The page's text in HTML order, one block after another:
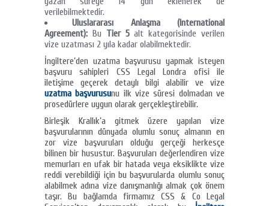
verilebilmektedir.
Uluslararası Anlaşma (International
Agreement): Bu Tier 5alt kategorisinde verilen
vize uzatması 2 yıla kadar olabilmektedir.
İngiltere’den uzatma başvurusu yapmak isteyen
başvuru sahipleri CSS Legal Londra ofisi ile
iletişime geçerek detaylı bilgi alabilir ve vize
uzatma başvurusunu ilk vize süresi dolmadan ve
prosedürlere uygun olarak gerçekleştirebilir.
Birleşik Krallık’a gitmek üzere yapılan vize
başvurularının dünyada olumlu sonuç almanın en
zor vize başvuruları olduğu gerçeği herkesçe
bilinen bir husustur. Başvuruları değerlendiren vize
memurları en ufak bir hatada veya eksiklikte vize
reddi verebildiği için bu başvurularda olumlu sonuç
alabilmek adına vize danışmanlığı almak çok önem
taşır. Bu bağlamda firmamız CSS & Co Legal